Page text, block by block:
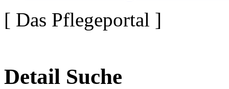
[ Das Pflegeportal ]
Detail Suche